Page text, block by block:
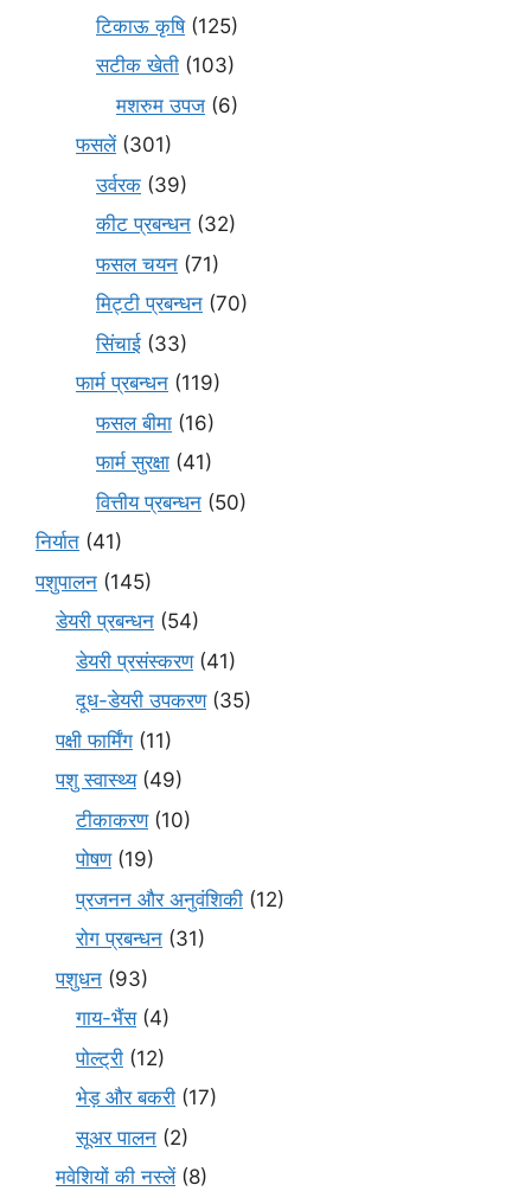
टिकाऊ कृषि(125)
सटीक खेती (103)
मशरुम उपज (6)
फसलें(301)
उर्वरक (39)
कीट प्रबन्धन (32)
फसल चयन (71)
मि‌ट्टी प्रबन्धन (70)
सिंचाई (33)
फार्म प्रबन्धन (119)
फसल बीमा (16)
फार्म सुरक्षा (41)
वित्तीय प्रबन्धन (50)
निर्यात (41)
पशुपालन (145)
डेयरी प्रबन्धन (54)
डेयरी प्रसंस्करण(41)
दूध-डेयरी उपकरण(35)
पक्षी फार्मिंग (11)
पशु स्वास्थ्य(49)
टीकाकरण(10)
पोषण(19)
प्रजनन और अनुवंशिकी (12)
रोग प्रबन्धन (31)
पशुधन (93)
गाय-भैंस(4)
पोल्ट्री (12)
भेड़ और बकरी (17)
सूअर पालन (2)
मवेशियों की नस्लें(8)